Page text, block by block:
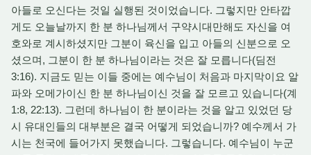
아들로 오신다는 것일 실행된 것이었습니다. 그렇지만 안타깝
게도 오늘날까지 한 분 하나님께서 구약시대만해도 자신을 여
호와로 계시하셨지만 그분이 육신을 입고 아들의 신분으로 오
셨으며, 그분이 한 분 하나님이라는 것은 잘 모릅니다(딤전
3:16). 지금도 믿는 이들 중에는 예수님이 처음과 마지막이요 알
파와 오메가이신 한 분 하나님이신 것을 잘 모르고 있습니다(계
1:8, 22:13). 그런데 하나님이 한 분이라는 것을 알고 있었던 당
시 유대인들의 대부분은 결국 어떻게 되었습니까? 예수께서 가
시는 천국에 들어가지 못했습니다. 그렇습니다. 예수님이 누군